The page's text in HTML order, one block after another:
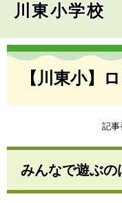
へ
川東小学校
本
【川東小】
記事
みんなで遊ぶの